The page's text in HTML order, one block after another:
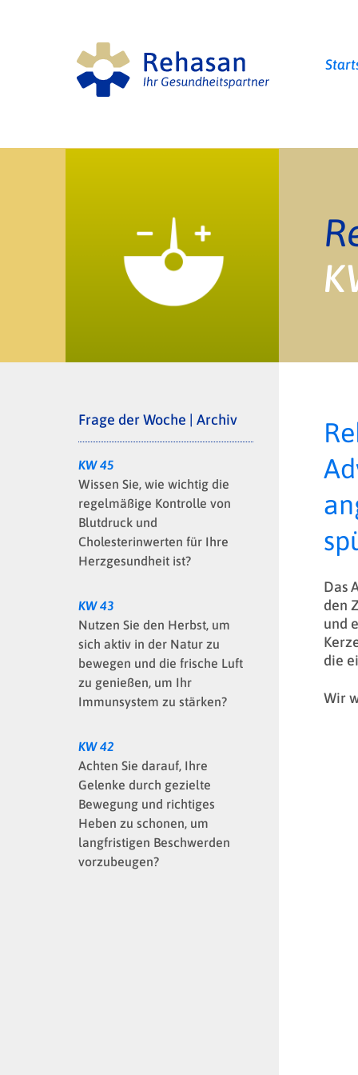
Das
den
und
die
Wir
Frage der Woche | Archiv
KW 45
Wissen Sie, wie wichtig die
regelmäßige Kontrolle von
Blutdruck und
Cholesterinwerten für Ihre
Herzgesundheit ist?
KW 43
Nutzen Sie den Herbst, um
sich aktiv in der Natur zu
bewegen und die frische Luft
zu genießen, um Ihr
Immunsystem zu stärken?
KW 42
Achten Sie darauf, Ihre
Gelenke durch gezielte
Bewegung und richtiges
Heben zu schonen, um
langfristigen Beschwerden
vorzubeugen?